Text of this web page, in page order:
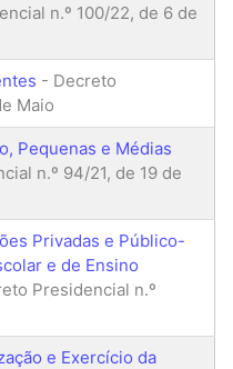
n.º 100/22, de 6 de
- Decreto
Maio
Pequenas e Médias
n.º 94/21, de 19 de
Privadas e Público-
e de Ensino
Presidencial n.º
e Exercício da